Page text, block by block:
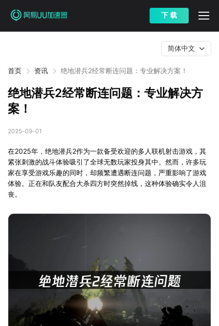
下 载
首页 资讯 绝地潜兵2经常断连问题：专业解决方案！
简体中文
绝地潜兵2经常断连问题：专业解决方
案！
2025-09-01
在2025年，绝地潜兵2作为一款备受欢迎的多人联机射击游戏，其
紧张刺激的战斗体验吸引了全球无数玩家投身其中。然而，许多玩
家在享受游戏乐趣的同时，却频繁遭遇断连问题，严重影响了游戏
体验。正在和队友配合大杀四方时突然掉线，这种体验确实令人沮
丧。